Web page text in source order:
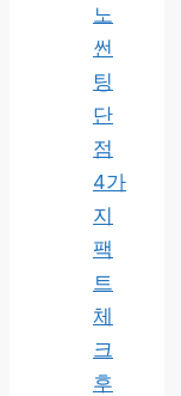
노
썬
팅
단
점
4가
지
팩
트
체
크
후